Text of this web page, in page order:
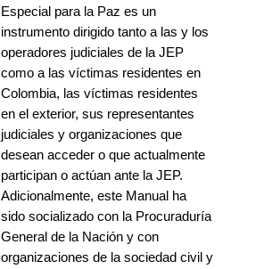
Especial para la Paz es un
instrumento dirigido tanto a las y los
operadores judiciales de la JEP
como a las víctimas residentes en
Colombia, las víctimas residentes
en el exterior, sus representantes
judiciales y organizaciones que
desean acceder o que actualmente
participan o actúan ante la JEP.
Adicionalmente, este Manual ha
sido socializado con la Procuraduría
General de la Nación y con
organizaciones de la sociedad civil y